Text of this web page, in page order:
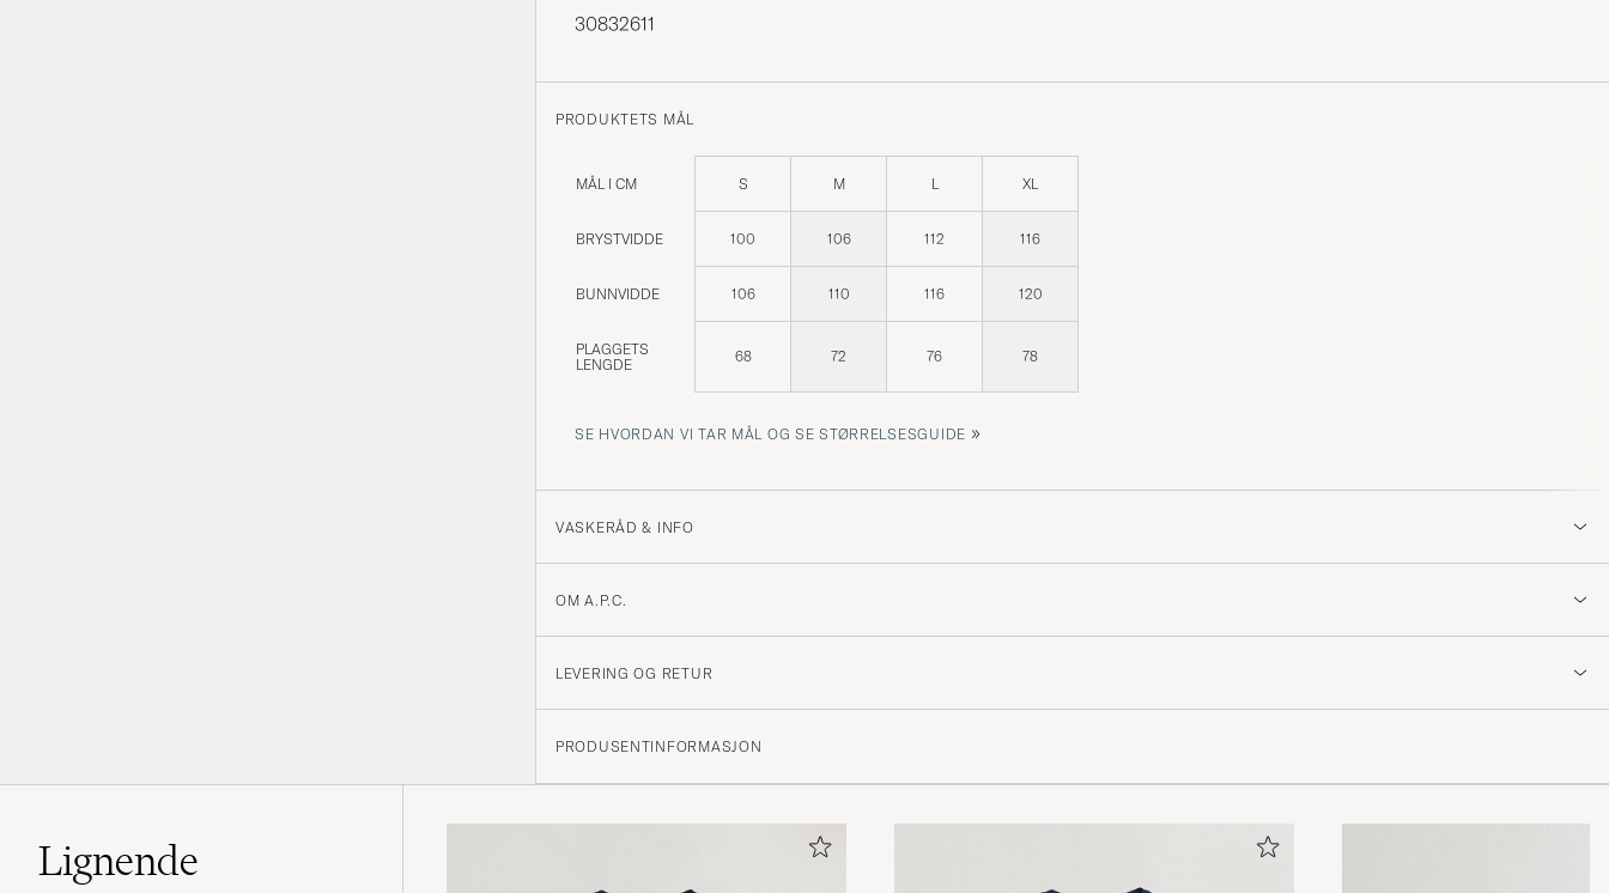
30832611
PRODUKTETS MÅL
MÅL I CM S M L XL
BRYSTVIDDE 100 106 112 116
BUNNVIDDE 106 110 116 120
PLAGGETS
LENGDE
68 72 76 78
SE HVORDAN VI TAR MÅL OG SE STØRRELSESGUIDE »
VASKERÅD & INFO
OM A.P.C.
LEVERING OG RETUR
PRODUSENTINFORMASJON
Lignende